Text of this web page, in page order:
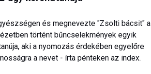
és megnevezte "Zsolti bácsit" a
történt bűncselekmények egyik
aki a nyomozás érdekében egyelőre
a nevet - írta pénteken az index.